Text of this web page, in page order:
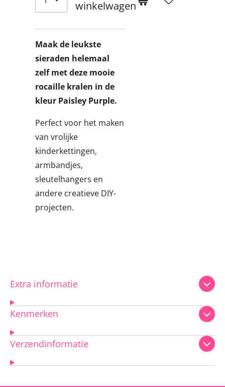
winkelwagen
Maak de leukste
sieraden helemaal
zelf met deze mooie
rocaille kralen in de
kleur Paisley Purple.
Perfect voor het maken
van vrolijke
kinderkettingen,
armbandjes,
sleutelhangers en
andere creatieve DIY-
projecten.
Extra informatie
Kenmerken
Verzendinformatie